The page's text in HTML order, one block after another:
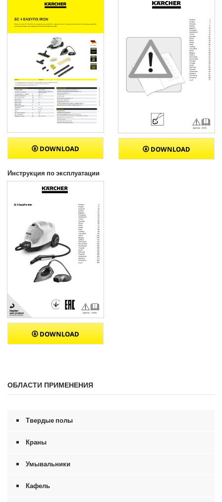
DOWNLOAD DOWNLOAD
Инструкция по эксплуатации
DOWNLOAD
ОБЛАСТИ ПРИМЕНЕНИЯ
Твердые полы
Краны
Умывальники
Кафель